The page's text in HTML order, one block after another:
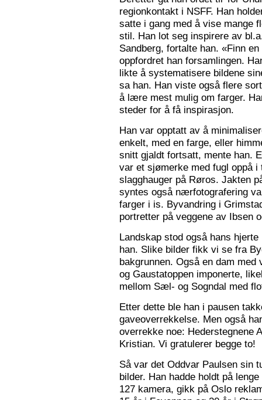
regionkontakt i NSFF. Han
satte i gang med å vise mange
stil. Han lot seg inspirere av
Sandberg, fortalte han. «Finn
oppfordret han forsamlingen.
likte å systematisere bildene
sa han. Han viste også flere
å lære mest mulig om farger.
steder for å få inspirasjon.
Han var opptatt av å
enkelt, med en farge, eller
snitt gjaldt fortsatt, mente han.
var et sjømerke med fugl oppå
slagghauger på Røros. Jakten
syntes også nærfotografering
farger i is. Byvandring i
portretter på veggene av Ibsen
Landskap stod også hans
han. Slike bilder fikk vi se fra
bakgrunnen. Også en dam
og Gaustatoppen imponerte,
mellom Sæl- og Sogndal med
Etter dette ble han i pausen
gaveoverrekkelse. Men også
overrekke noe: Hederstegnene
Kristian. Vi gratulerer begge to!
Så var det Oddvar Paulsen sin
bilder. Han hadde holdt på
127 kamera, gikk på Oslo